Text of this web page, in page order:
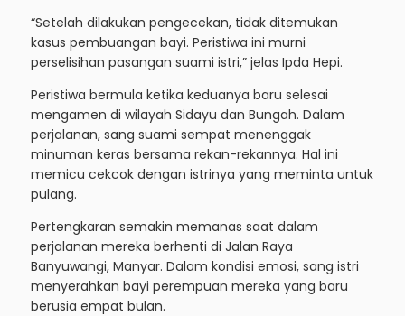
“Setelah dilakukan pengecekan, tidak ditemukan
kasus pembuangan bayi. Peristiwa ini murni
perselisihan pasangan suami istri,” jelas Ipda Hepi.
Peristiwa bermula ketika keduanya baru selesai
mengamen di wilayah Sidayu dan Bungah. Dalam
perjalanan, sang suami sempat menenggak
minuman keras bersama rekan-rekannya. Hal ini
memicu cekcok dengan istrinya yang meminta untuk
pulang.
Pertengkaran semakin memanas saat dalam
perjalanan mereka berhenti di Jalan Raya
Banyuwangi, Manyar. Dalam kondisi emosi, sang istri
menyerahkan bayi perempuan mereka yang baru
berusia empat bulan.